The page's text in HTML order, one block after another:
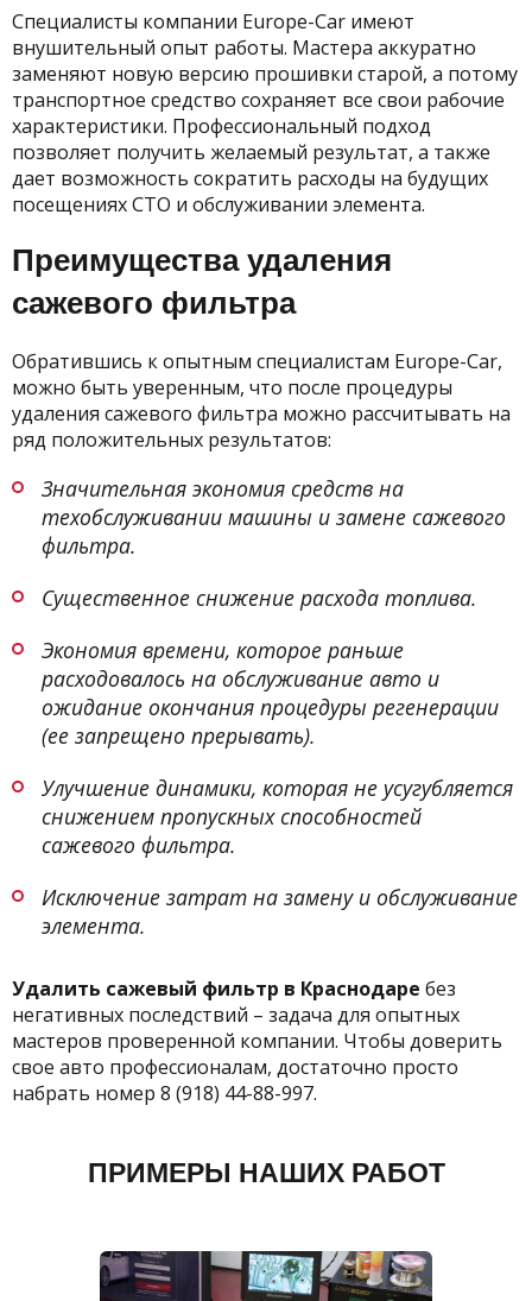
Специалисты компании Europe-Car имеют
внушительный опыт работы. Мастера аккуратно
заменяют новую версию прошивки старой, а потому
транспортное средство сохраняет все свои рабочие
характеристики. Профессиональный подход
позволяет получить желаемый результат, а также
дает возможность сократить расходы на будущих
посещениях СТО и обслуживании элемента.
Преимущества удаления
сажевого фильтра
Обратившись к опытным специалистам Europe-Car,
можно быть уверенным, что после процедуры
удаления сажевого фильтра можно рассчитывать на
ряд положительных результатов:
Значительная экономия средств на
техобслуживании машины и замене сажевого
фильтра.
Существенное снижение расхода топлива.
Экономия времени, которое раньше
расходовалось на обслуживание авто и
ожидание окончания процедуры регенерации
(ее запрещено прерывать).
Улучшение динамики, которая не усугубляется
снижением пропускных способностей
сажевого фильтра.
Исключение затрат на замену и обслуживание
элемента.
Удалить сажевый фильтр в Краснодаре без
негативных последствий – задача для опытных
мастеров проверенной компании. Чтобы доверить
свое авто профессионалам, достаточно просто
набрать номер 8 (918) 44-88-997.
ПРИМЕРЫ НАШИХ РАБОТ